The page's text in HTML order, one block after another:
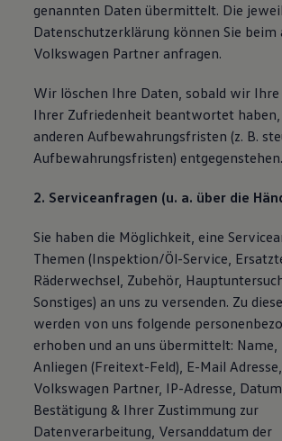
genannten Daten übermittelt. Die
Datenschutzerklärung können Sie beim
Volkswagen Partner anfragen.
Wir löschen Ihre Daten, sobald wir Ihre
Ihrer Zufriedenheit beantwortet
anderen Aufbewahrungsfristen (z. B.
Aufbewahrungsfristen) entgegenstehen.
2. Serviceanfragen (u. a. über die
Sie haben die Möglichkeit, eine
Themen (Inspektion/Öl-Service,
Räderwechsel, Zubehör,
Sonstiges) an uns zu versenden. Zu
werden von uns folgende
erhoben und an uns übermittelt:
Anliegen (Freitext-Feld), E-Mail
Volkswagen Partner, IP-Adresse,
Bestätigung & Ihrer Zustimmung zur
Datenverarbeitung, Versanddatum der